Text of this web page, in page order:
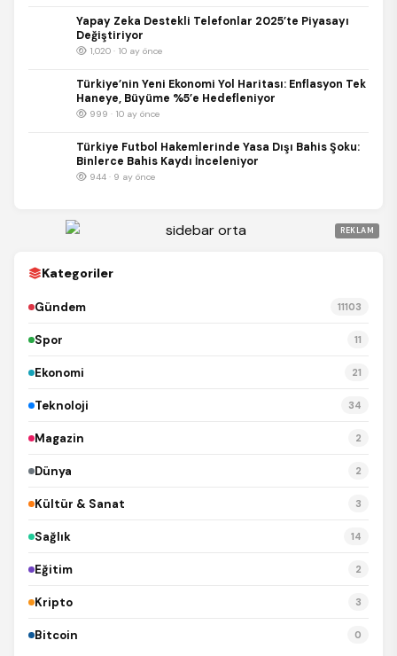
Yapay Zeka Destekli Telefonlar 2025’te Piyasayı
Değiştiriyor
1,020 · 10 ay önce
Türkiye’nin Yeni Ekonomi Yol Haritası: Enflasyon Tek
Haneye, Büyüme %5’e Hedefleniyor
999 · 10 ay önce
Türkiye Futbol Hakemlerinde Yasa Dışı Bahis Şoku:
Binlerce Bahis Kaydı İnceleniyor
944 · 9 ay önce
REKLAM
Kategoriler
Gündem 11103
Spor 11
Ekonomi 21
Teknoloji 34
Magazin 2
Dünya 2
Kültür & Sanat 3
Sağlık 14
Eğitim 2
Kripto 3
Bitcoin 0